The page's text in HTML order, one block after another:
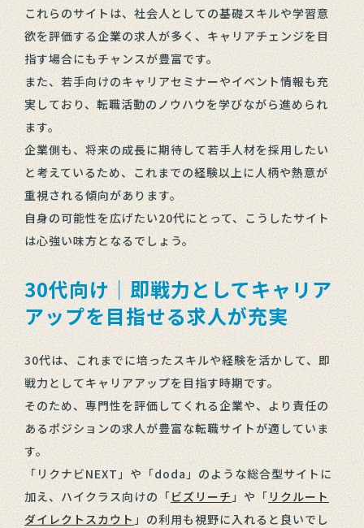
これらのサイトは、社会人としての基礎スキルや学習意
欲を評価する企業の求人が多く、キャリアチェンジを目
指す場合にもチャンスが豊富です。
また、若手向けのキャリアセミナーやイベント情報も充
実しており、転職活動のノウハウを学びながら進められ
ます。
企業側も、将来の成長に期待して若手人材を採用したい
と考えているため、これまでの経験以上に人柄や熱意が
重視される傾向があります。
自身の可能性を広げたい20代にとって、こうしたサイト
は心強い味方となるでしょう。
30代向け｜即戦力としてキャリア
アップを目指せる求人が充実
30代は、これまでに培ったスキルや経験を活かして、即
戦力としてキャリアアップを目指す時期です。
そのため、専門性を評価してくれる企業や、より責任の
あるポジションの求人が豊富な転職サイトが適していま
す。
「リクナビNEXT」や「doda」のような総合型サイトに
加え、ハイクラス向けの「ビズリーチ」や「 リクルート
ダイレクトスカウト 」の利用も視野に入れると良いでし